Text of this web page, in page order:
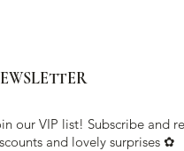
our VIP list! Subscribe and
and lovely surprises ✿